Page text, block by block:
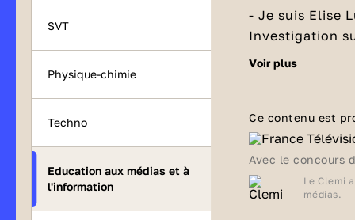
SVT
Physique-chimie
Techno
Education aux médias et à
l'information
- Je suis Elise
Investigation
- Moi c’est
- Presse
forums, fil
appelle :
y en a trop, on
- Faut se
plus
voir plus
Ce contenu est
Avec le concours
Le Clemi
médias.